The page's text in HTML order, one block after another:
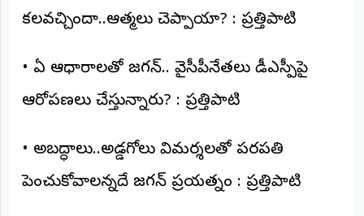
ఆర్టీఐ
డెస్క్
(REPORTERS
DESK)
రిపోర్టర్లు
రిపోర్టర్‌గా
కలవచ్చిందా..ఆత్మలు చెప్పాయా? : ప్రత్తిపాటి
• ఏ ఆధారాలతో జగన్.. వైసీపీనేతలు డీఎస్పీపై
ఆరోపణలు చేస్తున్నారు? : ప్రత్తిపాటి
• అబద్ధాలు..అడ్డగోలు విమర్శలతో పరపతి
పెంచుకోవాలన్నదే జగన్ ప్రయత్నం : ప్రత్తిపాటి